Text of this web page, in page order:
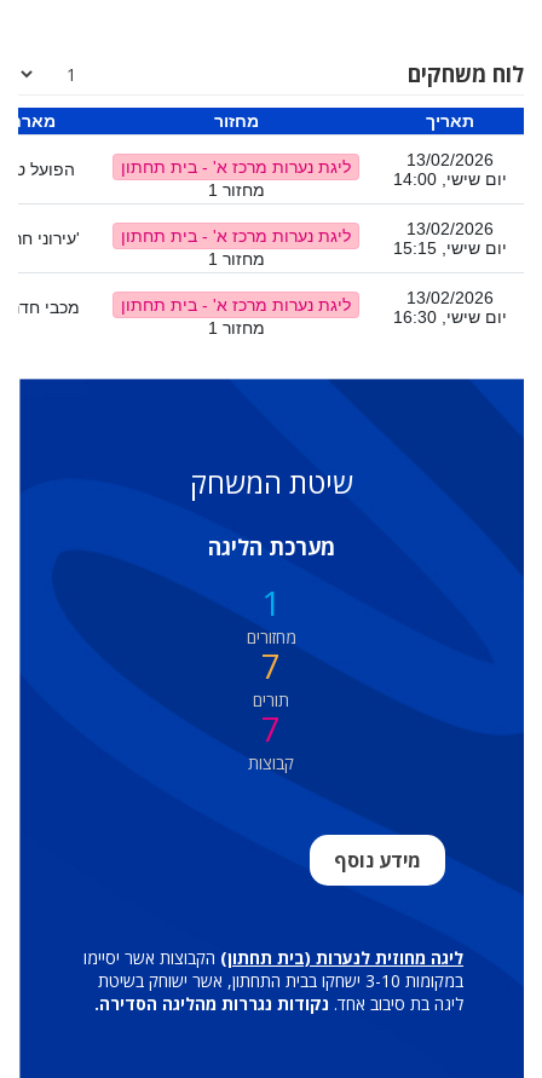
לוח משחקים
מארח מחזור תאריך
הפועל
ליגת נערות מרכז א' - בית תחתון
מחזור 1
13/02/2026
יום שישי, 14:00
עירוני חריש ג'
ליגת נערות מרכז א' - בית תחתון
מחזור 1
13/02/2026
יום שישי, 15:15
מכבי חדרה
ליגת נערות מרכז א' - בית תחתון
מחזור 1
13/02/2026
יום שישי, 16:30
שיטת המשחק
מערכת הליגה
1
מחזורים
7
תורים
7
קבוצות
מידע נוסף
ליגה מחוזית לנערות (בית תחתון) הקבוצות אשר יסיימו
במקומות 3-10 ישחקו בבית התחתון, אשר ישוחק בשיטת
ליגה בת סיבוב אחד. נקודות נגררות מהליגה הסדירה.